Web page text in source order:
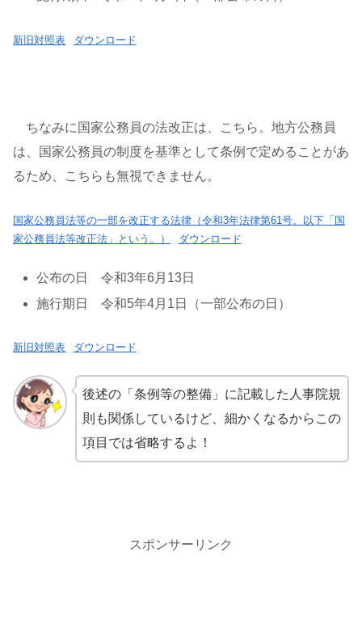
新旧対照表 ダウンロード
ちなみに国家公務員の法改正は、こちら。地方公務員
は、国家公務員の制度を基準として条例で定めることがあ
るため、こちらも無視できません。
国家公務員法等の一部を改正する法律（令和3年法律第61号。以下「国
家公務員法等改正法」という。）
ダウンロード
公布の日 令和3年6月13日
施行期日 令和5年4月1日（一部公布の日）
新旧対照表 ダウンロード
後述の「条例等の整備」に記載した人事院規
則も関係しているけど、細かくなるからこの
項目では省略するよ！
スポンサーリンク